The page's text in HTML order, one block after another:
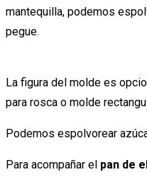
mantequilla, podemos
pegue.
La figura del molde es
para rosca o molde
Podemos espolvorear
Para acompañar el pan de